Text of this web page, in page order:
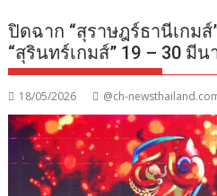
ปิดฉาก “สุราษฎร์ธานีเกม
“สุรินทร์เกมส์” 19 – 30 มีน
18/05/2026 @ch-